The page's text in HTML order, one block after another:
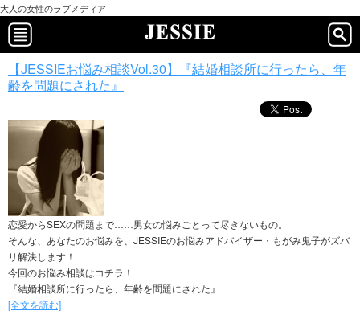
大人の女性のラブメディア
【JESSIEお悩み相談Vol.30】『結婚相談所に行ったら、年
齢を問題にされた』
恋愛からSEXの問題まで……男女の悩みごとって尽きないもの。
そんな、あなたのお悩みを、JESSIEのお悩みアドバイザー・もがみ鬼子がズバ
リ解決します！
今回のお悩み相談はコチラ！
『結婚相談所に行ったら、年齢を問題にされた』
[全文を読む]